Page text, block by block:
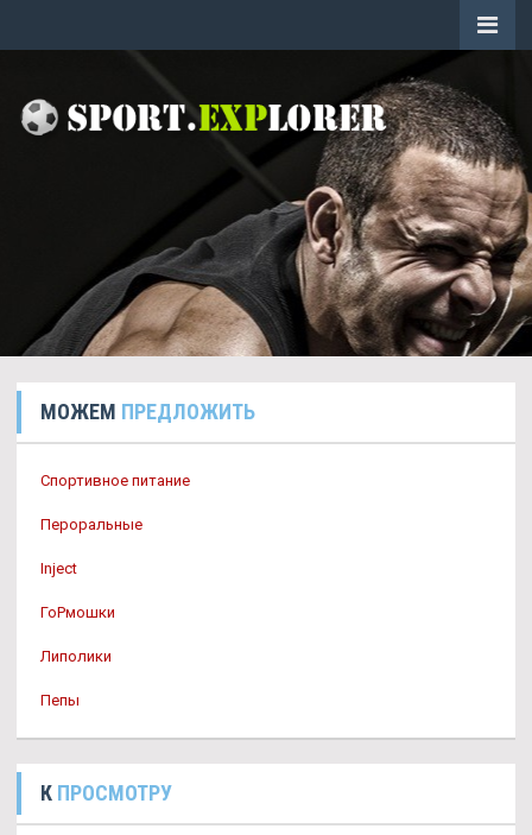
МОЖЕМ ПРЕДЛОЖИТЬ
Спортивное питание
Пероральные
Inject
ГоРмошки
Липолики
Пепы
К ПРОСМОТРУ